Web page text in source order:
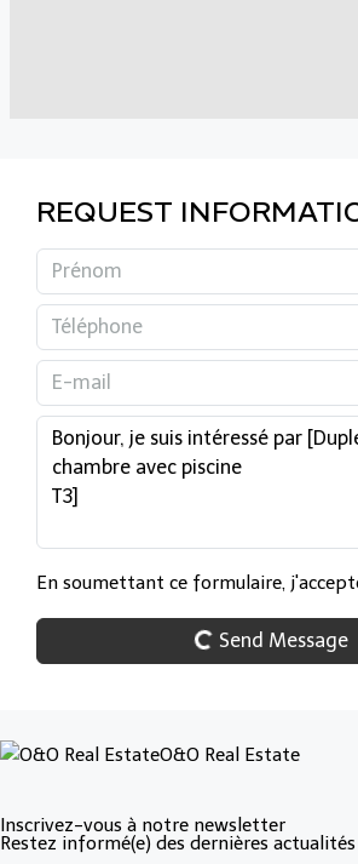
REQUEST
En soumettant ce formulaire,
Send Message
O&O Real Estate
Inscrivez-vous à notre newsletter
Restez informé(e) des dernières